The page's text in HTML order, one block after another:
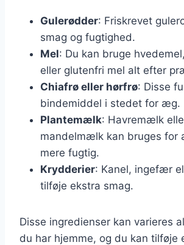
Gulerødder: Friskrevet
smag og fugtighed.
Mel: Du kan bruge
eller glutenfri mel alt efter
Chiafrø eller hørfrø: Disse
bindemiddel i stedet for æg.
Plantemælk: Havremælk
mandelmælk kan bruges for
mere fugtig.
Krydderier: Kanel, ingefær
tilføje ekstra smag.
Disse ingredienser kan varieres
du har hjemme, og du kan tilføje